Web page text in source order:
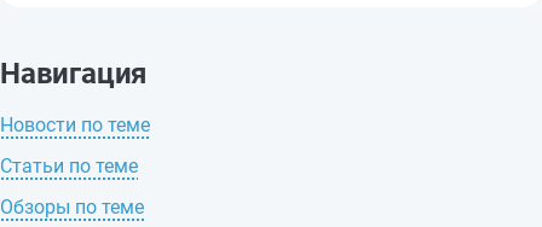
Навигация
Новости по теме
Статьи по теме
Обзоры по теме